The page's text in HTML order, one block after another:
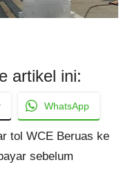
artikel ini:
WhatsApp
tol WCE Beruas ke
sebelum